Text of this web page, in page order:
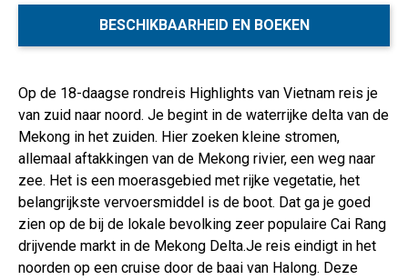
BESCHIKBAARHEID EN BOEKEN
Op de 18-daagse rondreis Highlights van Vietnam reis je
van zuid naar noord. Je begint in de waterrijke delta van de
Mekong in het zuiden. Hier zoeken kleine stromen,
allemaal aftakkingen van de Mekong rivier, een weg naar
zee. Het is een moerasgebied met rijke vegetatie, het
belangrijkste vervoersmiddel is de boot. Dat ga je goed
zien op de bij de lokale bevolking zeer populaire Cai Rang
drijvende markt in de Mekong Delta.Je reis eindigt in het
noorden op een cruise door de baai van Halong. Deze